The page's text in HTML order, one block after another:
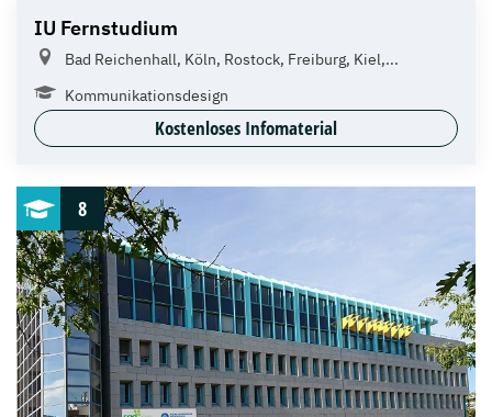
IU Fernstudium
Bad Reichenhall, Köln, Rostock, Freiburg, Kiel,...
Kommunikationsdesign
Kostenloses Infomaterial
8